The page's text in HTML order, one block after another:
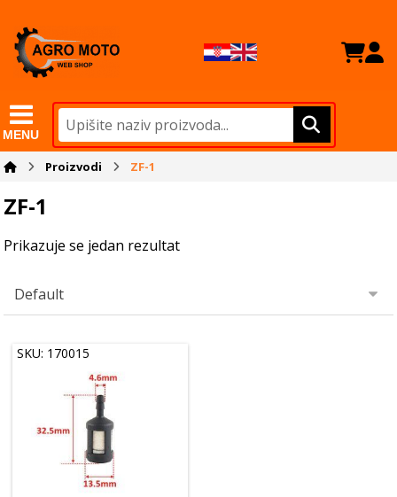
MENU
Proizvodi ZF-1
ZF-1
Prikazuje se jedan rezultat
SKU: 170015